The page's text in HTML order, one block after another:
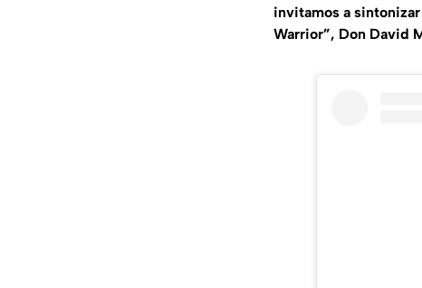
invitamos a
Warrior”, Don David